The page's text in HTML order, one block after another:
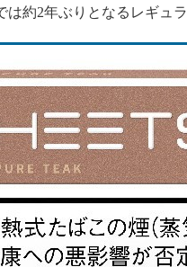
約2年ぶりとなるレギュ